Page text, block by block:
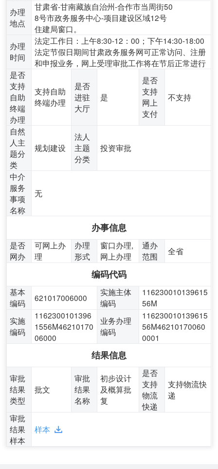
办理
地点
甘肃省-甘南藏族自治州-合作市当周街50
8号市政务服务中心-项目建设区域12号
住建局窗口。
办理
时间
法定工作日：上午8:30-12：00；下午14:30-18:00
法定节假日期间甘肃政务服务网可正常访问、注册
和申报业务，网上受理审批工作将在节后正常进行
是否
支持
自助
终端
办理
支持自助
终端办理
是否
进驻
大厅
是
是否
支持
网上
支付
不支持
自然
人主
题分
类
规划建设
法人
主题
分类
投资审批
中介
服务
事项
名称
无
办事信息
是否
网办
可网上办
理
办理
形式
窗口办理,
网上办理
通办
范围
全省
编码代码
基本
编码
621017006000
实施主体
编码
116230010139615
56M
实施
编码
1162300101396
1556M46210170
06000
业务办理
编码
116230010139615
56M46210170060
0001
结果信息
审批
结果
类型
批文
审批
结果
名称
初步设计
及概算批
复
是否
支持
物流
快递
支持物流快
递
审批
结果
样本
样本